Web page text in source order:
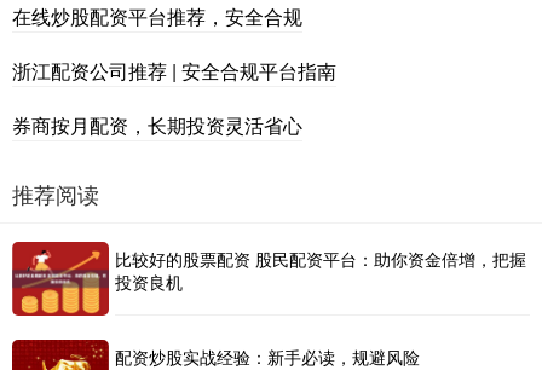
在线炒股配资平台推荐，安全合规
浙江配资公司推荐 | 安全合规平台指南
券商按月配资，长期投资灵活省心
推荐阅读
比较好的股票配资 股民配资平台：助你资金倍增，把握
投资良机
配资炒股实战经验：新手必读，规避风险